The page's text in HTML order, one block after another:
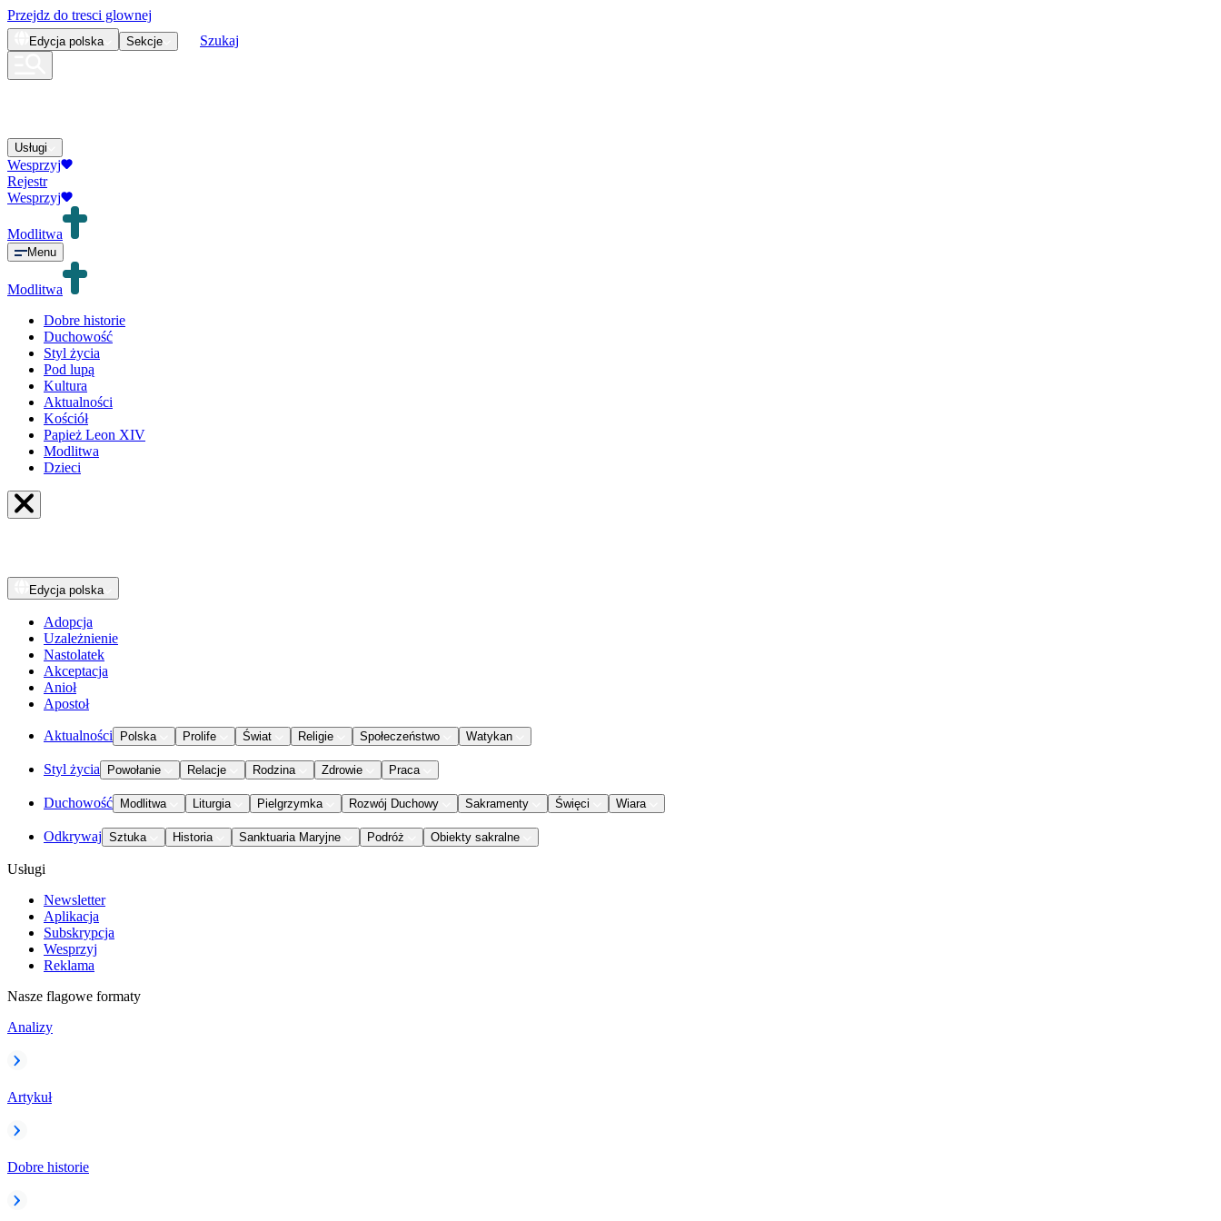
Przejdz do tresci glownej
Edycja polska Sekcje Szukaj
Usługi
Wesprzyj
Rejestr
Wesprzyj
Modlitwa
Menu
Modlitwa
Dobre historie
Duchowość
Styl życia
Pod lupą
Kultura
Aktualności
Kościół
Papież Leon XIV
Modlitwa
Dzieci
Edycja polska
Adopcja
Uzależnienie
Nastolatek
Akceptacja
Anioł
Apostoł
Aktualności Polska Prolife Świat Religie Społeczeństwo Watykan
Styl życia Powołanie Relacje Rodzina Zdrowie Praca
Duchowość Modlitwa Liturgia Pielgrzymka Rozwój Duchowy Sakramenty Święci Wiara
Odkrywaj Sztuka Historia Sanktuaria Maryjne Podróż Obiekty sakralne
Usługi
Newsletter
Aplikacja
Subskrypcja
Wesprzyj
Reklama
Nasze flagowe formaty
Analizy
Artykuł
Dobre historie